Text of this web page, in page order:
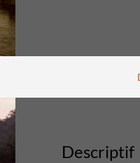
Descriptif